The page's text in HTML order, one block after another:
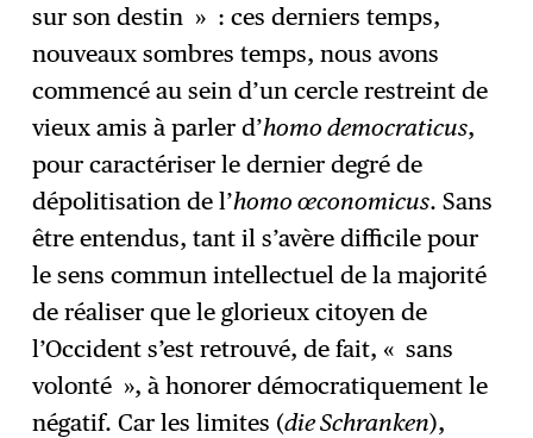
sur son destin » : ces derniers temps,
nouveaux sombres temps, nous avons
commencé au sein d’un cercle restreint de
vieux amis à parler d’homo democraticus,
pour caractériser le dernier degré de
dépolitisation de l’homo œconomicus. Sans
être entendus, tant il s’avère difficile pour
le sens commun intellectuel de la majorité
de réaliser que le glorieux citoyen de
l’Occident s’est retrouvé, de fait, « sans
volonté », à honorer démocratiquement le
négatif. Car les limites (die Schranken),